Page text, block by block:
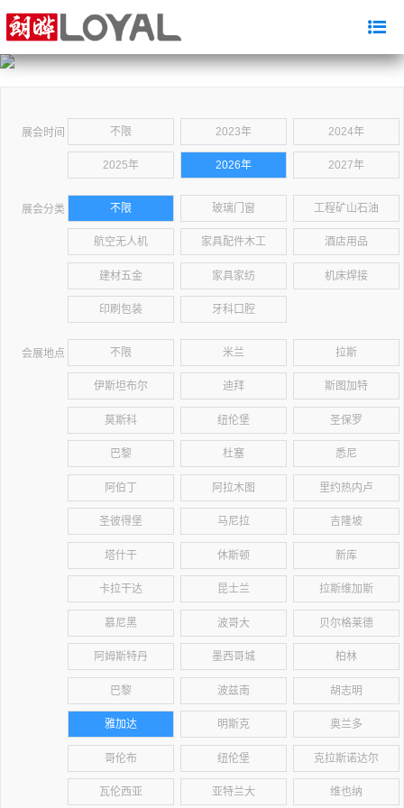
展会时间 不限 2023年 2024年
2025年 2026年 2027年
展会分类 不限 玻璃门窗 工程矿山石油
航空无人机 家具配件木工 酒店用品
建材五金 家具家纺 机床焊接
印刷包装 牙科口腔
会展地点 不限 米兰 拉斯
伊斯坦布尔 迪拜 斯图加特
莫斯科 纽伦堡 圣保罗
巴黎 杜塞 悉尼
阿伯丁 阿拉木图 里约热内卢
圣彼得堡 马尼拉 吉隆坡
塔什干 休斯顿 新库
卡拉干达 昆士兰 拉斯维加斯
慕尼黑 波哥大 贝尔格莱德
阿姆斯特丹 墨西哥城 柏林
巴黎 波兹南 胡志明
雅加达 明斯克 奥兰多
哥伦布 纽伦堡 克拉斯诺达尔
瓦伦西亚 亚特兰大 维也纳